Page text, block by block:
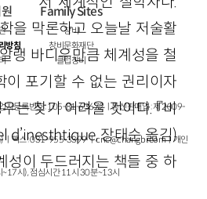
을 막론하고 오늘날 저술활
랭 바디우만큼 체계성을 철
이 포기할 수 없는 권리이자
는 찾기 어려울 것이다. 『비
d’inesthtique, 장태순 옮김)
성이 두드러지는 책들 중 하
방침
Family Sites
창비
창비문화재단
클럽창비
업자등록번호 : 105-81-63672ㅣ통신판매업 : 제 2009-
)ㅣ팩스 : 031-955-3399 ㅣcnc@changbi.comㅣ개인
시), 점심시간 11시 30분~13시